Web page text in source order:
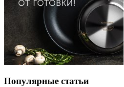
Популярные статьи